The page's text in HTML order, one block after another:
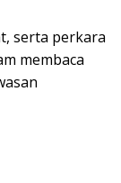
serta perkara
membaca